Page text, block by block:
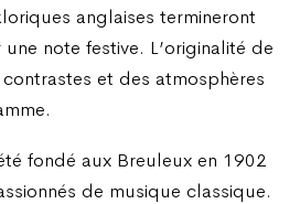
anglaises termineront
note festive. L’originalité de
et des atmosphères
fondé aux Breuleux en 1902
de musique classique.